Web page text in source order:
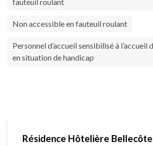
Non accessible en fauteuil roulant
Personnel d’accueil sensibilisé à l’accueil
en situation de handicap
Résidence Hôtelière